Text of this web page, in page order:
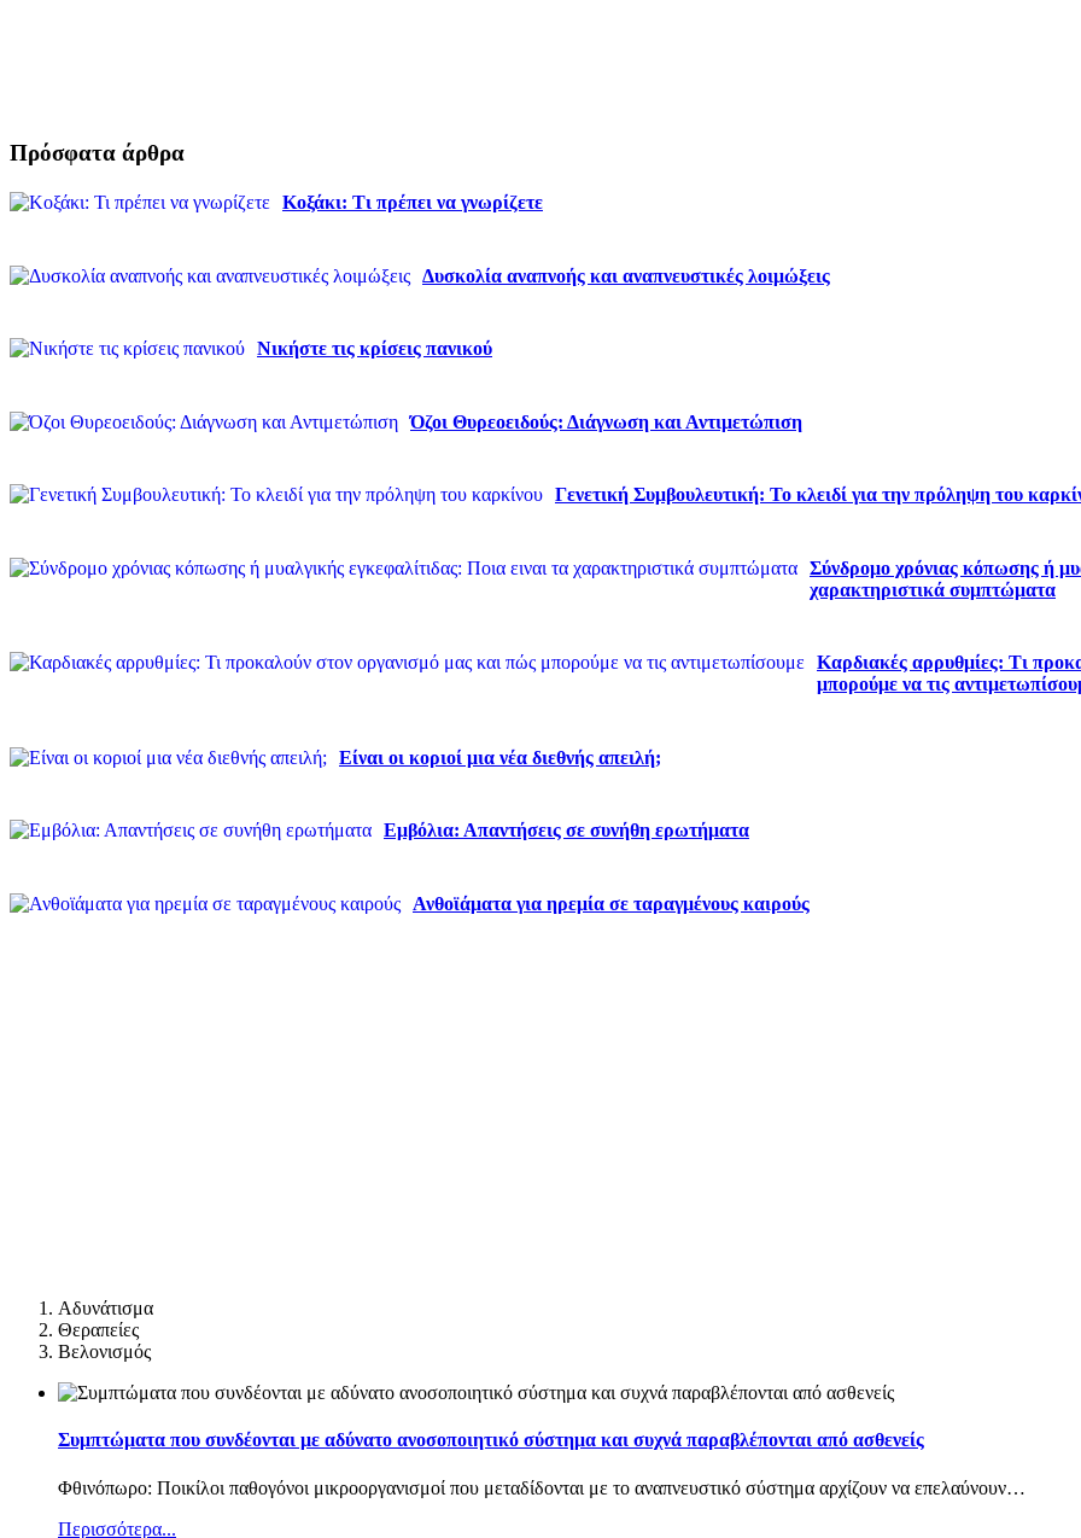
Πρόσφατα άρθρα
Κοξάκι: Τι πρέπει να γνωρίζετε
Δυσκολία αναπνοής και αναπνευστικές λοιμώξεις
Νικήστε τις κρίσεις πανικού
Όζοι Θυρεοειδούς: Διάγνωση και Αντιμετώπιση
Γενετική Συμβουλευτική: Το κλειδί για την πρόληψη του
Σύνδρομο χρόνιας κόπωσης ή
χαρακτηριστικά συμπτώματα
Καρδιακές αρρυθμίες: Τι
μπορούμε να τις
Είναι οι κοριοί μια νέα διεθνής απειλή;
Εμβόλια: Απαντήσεις σε συνήθη ερωτήματα
Ανθοϊάματα για ηρεμία σε ταραγμένους καιρούς
Αδυνάτισμα
Θεραπείες
Βελονισμός
Συμπτώματα που συνδέονται με αδύνατο ανοσοποιητικό σύστημα και συχνά παραβλέπονται από ασθενείς
Φθινόπωρο: Ποικίλοι παθογόνοι μικροοργανισμοί που μεταδίδονται με το αναπνευστικό σύστημα αρχίζουν να επελαύνουν…
Περισσότερα...